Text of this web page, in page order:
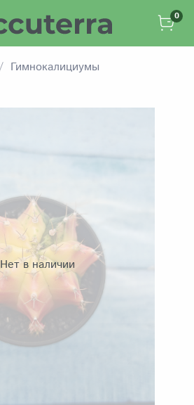
0
Гимнокалициумы
Нет в наличии